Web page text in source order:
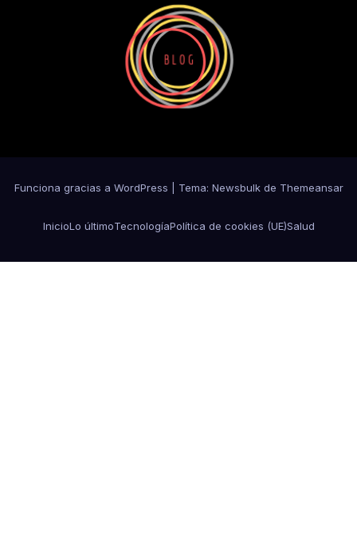
Funciona gracias a WordPress Tema: Newsbulkde Themeansar
InicioLo últimoTecnologíaPolítica de cookies (UE)Salud